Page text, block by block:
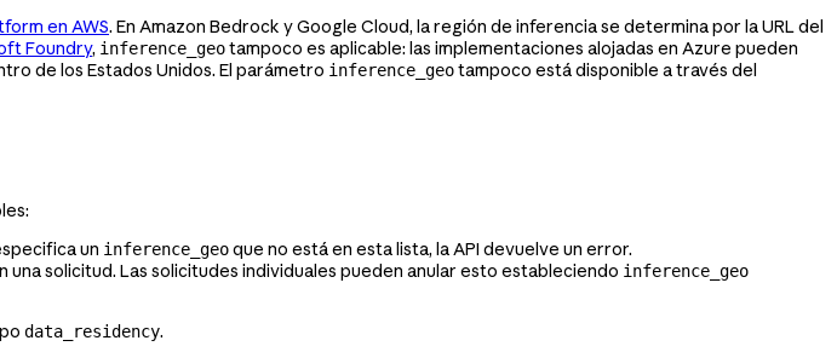
en AWS. En Amazon Bedrock y Google Cloud, la región de inferencia se determina por la URL del
Foundry, inference_geotampoco es aplicable: las implementaciones alojadas en Azure pueden
de los Estados Unidos. El parámetro inference_geotampoco está disponible a través del
un inference_geoque no está en esta lista, la API devuelve un error.
una solicitud. Las solicitudes individuales pueden anular esto estableciendo inference_geo
data_residency.